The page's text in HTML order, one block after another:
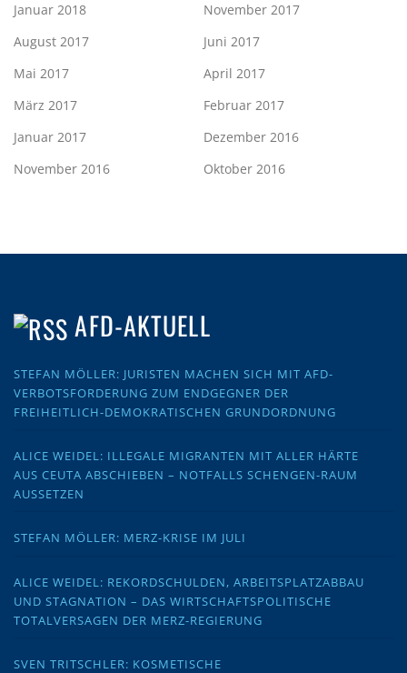
Januar 2018
November 2017
August 2017
Juni 2017
Mai 2017
April 2017
März 2017
Februar 2017
Januar 2017
Dezember 2016
November 2016
Oktober 2016
AFD-AKTUELL
STEFAN MÖLLER: JURISTEN MACHEN SICH MIT AFD-
VERBOTSFORDERUNG ZUM ENDGEGNER DER
FREIHEITLICH-DEMOKRATISCHEN GRUNDORDNUNG
ALICE WEIDEL: ILLEGALE MIGRANTEN MIT ALLER HÄRTE
AUS CEUTA ABSCHIEBEN – NOTFALLS SCHENGEN-RAUM
AUSSETZEN
STEFAN MÖLLER: MERZ-KRISE IM JULI
ALICE WEIDEL: REKORDSCHULDEN, ARBEITSPLATZABBAU
UND STAGNATION – DAS WIRTSCHAFTSPOLITISCHE
TOTALVERSAGEN DER MERZ-REGIERUNG
SVEN TRITSCHLER: KOSMETISCHE